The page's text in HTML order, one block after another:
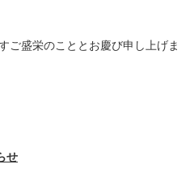
ご盛栄のこととお慶び申し上げま
せ